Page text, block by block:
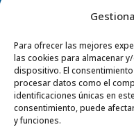
Para ofrecer las mejores
las cookies para almacenar
dispositivo. El
procesar datos como el
identificaciones únicas en
consentimiento, puede
y funciones.